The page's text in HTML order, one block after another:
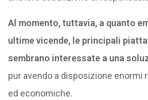
Al momento, tuttavia, a quanto
ultime vicende, le principali
sembrano interessate a una
pur avendo a disposizione enormi
ed economiche.